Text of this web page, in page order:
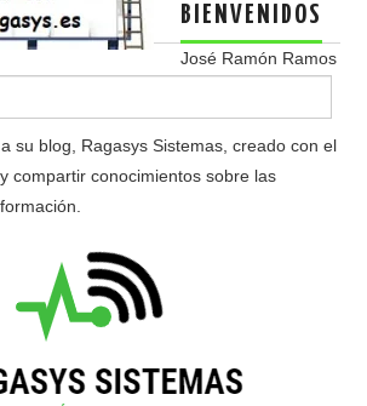
BIENVENIDOS
José Ramón Ramos
su blog, Ragasys Sistemas, creado con el
compartir conocimientos sobre las